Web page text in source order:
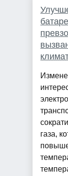
газа,